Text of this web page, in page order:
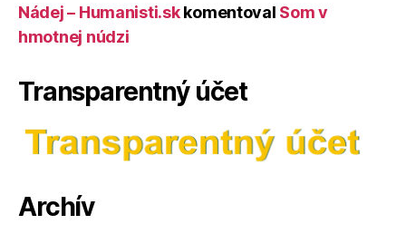
Nádej – Humanisti.skkomentoval Som v
hmotnej núdzi
Transparentný účet
Archív